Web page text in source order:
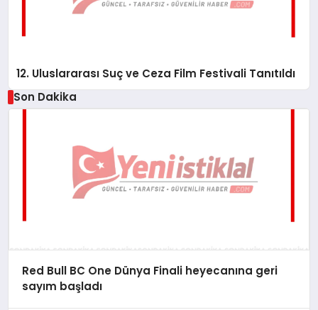
12. Uluslararası Suç ve Ceza Film Festivali Tanıtıldı
Son Dakika
Red Bull BC One Dünya Finali heyecanına geri
sayım başladı